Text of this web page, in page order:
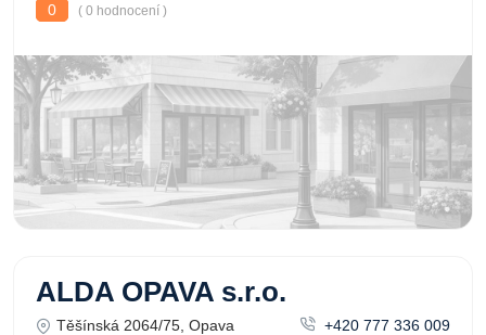
0
( 0 hodnocení )
ALDA OPAVA s.r.o.
Těšínská 2064/75, Opava
+420 777 336 009